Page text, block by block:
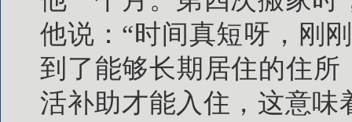
他说：“时间真短呀，刚
到了能够长期居住的住所
活补助才能入住，这意